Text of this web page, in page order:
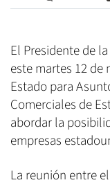
El Presidente de
este martes 12 de
Estado para
Comerciales de
abordar la
empresas
La reunión entre